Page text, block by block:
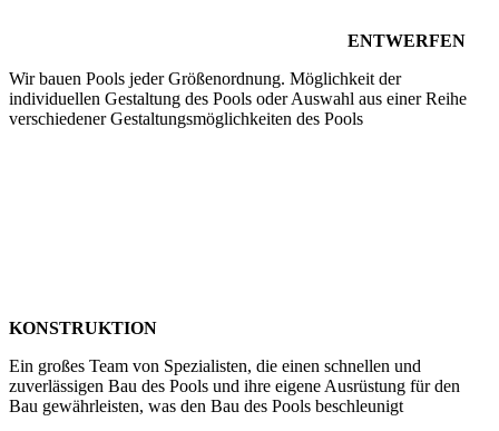
ENTWERFEN
Wir bauen Pools jeder Größenordnung. Möglichkeit der
individuellen Gestaltung des Pools oder Auswahl aus einer Reihe
verschiedener Gestaltungsmöglichkeiten des Pools
KONSTRUKTION
Ein großes Team von Spezialisten, die einen schnellen und
zuverlässigen Bau des Pools und ihre eigene Ausrüstung für den
Bau gewährleisten, was den Bau des Pools beschleunigt